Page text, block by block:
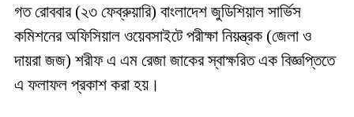
গত রোববার (২৩ ফেব্রুয়ারি) বাংলাদেশ জুডিশিয়াল সার্ভিস
কমিশনের অফিসিয়াল ওয়েবসাইটে পরীক্ষা নিয়ন্ত্রক (জেলা ও
দায়রা জজ) শরীফ এ এম রেজা জাকের স্বাক্ষরিত এক বিজ্ঞপ্তিতে
এ ফলাফল প্রকাশ করা হয়।